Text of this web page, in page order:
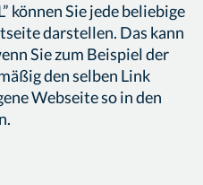
können Sie jede beliebige
darstellen. Das kann
Sie zum Beispiel der
den selben Link
Webseite so in den